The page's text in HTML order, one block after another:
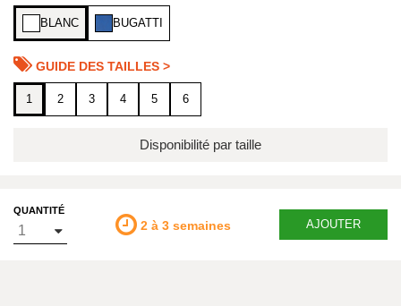
BLANC BUGATTI
GUIDE DES TAILLES >
1 2 3 4 5 6
Disponibilité par taille
QUANTITÉ
2 à 3 semaines AJOUTER